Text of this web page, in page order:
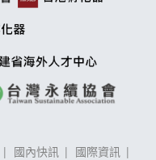
國內快訊
國際資訊